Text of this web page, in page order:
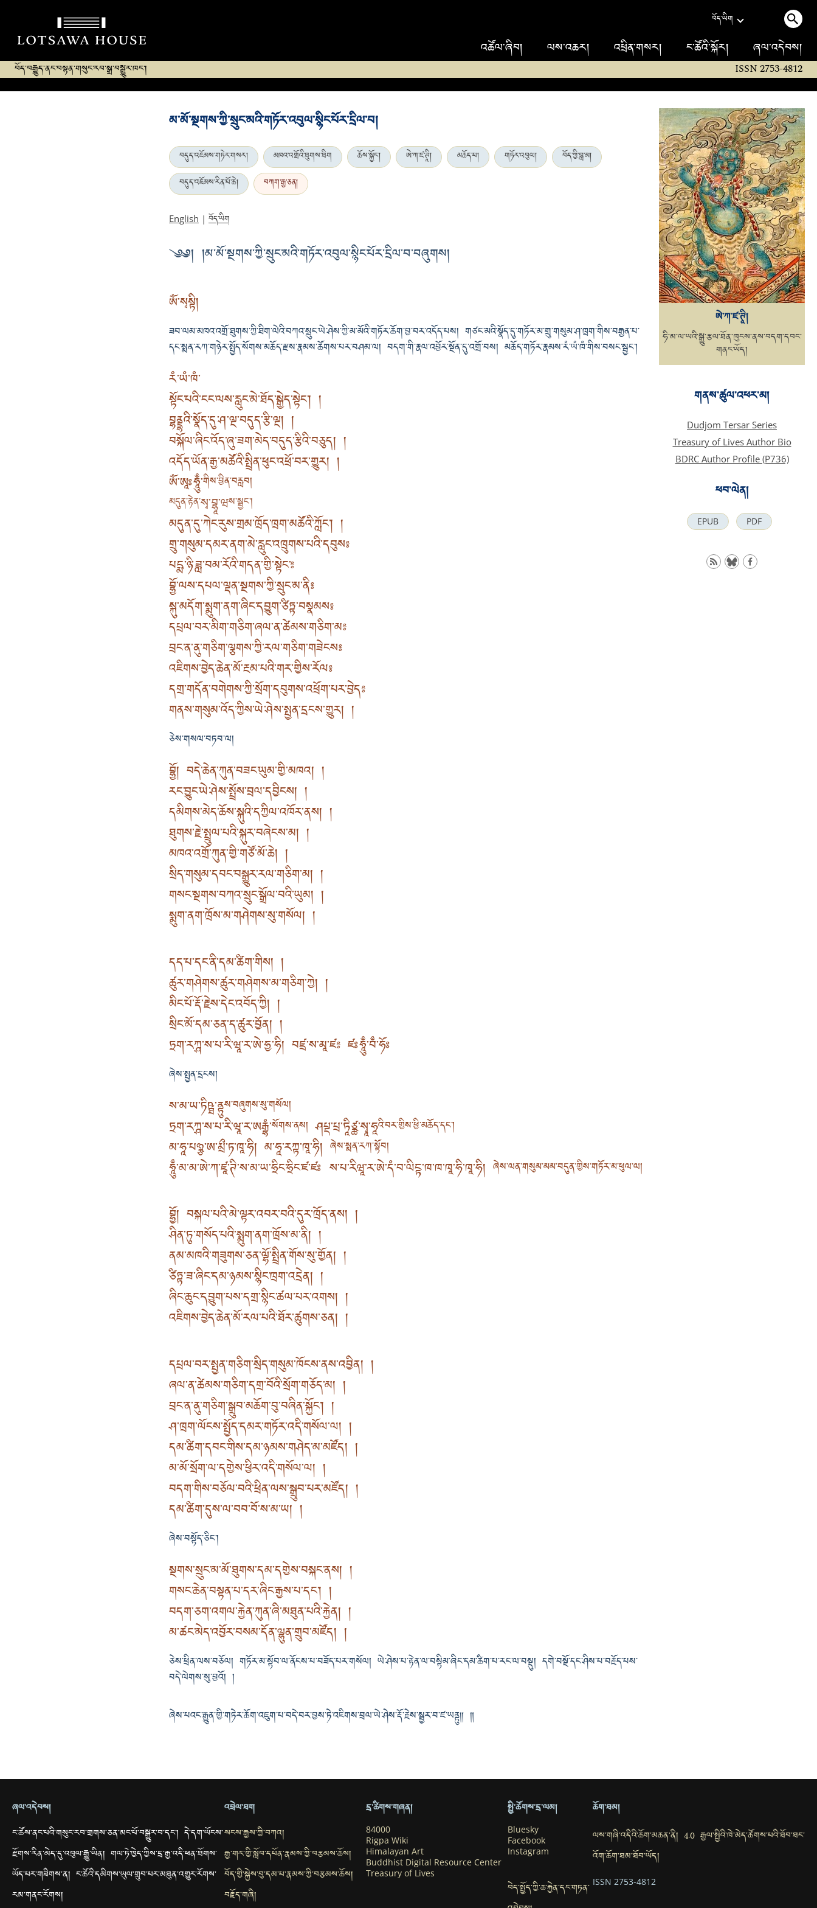
བོད་ཡིག
འཚོལ་ཞིབ། ལས་འཆར། འཕྲིན་གསར། ང་ཚོའི་སྐོར། ཞལ་འདེབས།
བོད་བརྒྱུད་ནང་བསྟན་གསུང་རབ་སྒྲ་བསྒྱུར་ཁང་། ISSN 2753-4812
མ་མོ་སྔགས་ཀྱི་སྲུང་མའི་གཏོར་འབུལ་སྙིང་པོར་དྲིལ་བ།
བདུད་འཇོམས་གཏེར་གསར། མཁའ་འགྲོའི་ཐུགས་ཐིག ཆོས་སྐྱོང་། ཨེ་ཀ་ཛ་ཊཱི། མཆོད་པ། གཏོར་འབུལ།
བོད་ཀྱི་བླ་མ།
བདུད་འཇོམས་རིན་པོ་ཆེ།
བཀག་རྒྱ་ཅན།
English | བོད་ཡིག
༄༅། །མ་མོ་སྔགས་ཀྱི་སྲུང་མའི་གཏོར་འབུལ་སྙིང་པོར་དྲིལ་བ་བཞུགས།
ཨོཾ་སྭསྟི།
ཟབ་ལམ་མཁའ་འགྲོ་ཐུགས་ཀྱི་ཐིག་ལེའི་བཀའ་སྲུང་ཡེ་ཤེས་ཀྱི་མ་མོའི་གཏོར་ཆོག་བྱ་བར་འདོད་པས། གཙང་མའི་སྣོད་དུ་གཏོར་མ་གྲུ་གསུམ་ཤ་ཁྲག་གིས་བརྒྱན་པ་
དང་སྨན་རཀ་གཉེར་སྤྱོད་སོགས་མཆོད་རྫས་རྣམས་ཚོགས་པར་བཤམ་ལ། བདག་གི་རྣལ་འབྱོར་སྔོན་དུ་འགྲོ་བས། མཆོད་གཏོར་རྣམས་རཾ་ཡཾ་ཁཾ་གིས་བསང་སྦྱང་།
རཾ་ཡཾ་ཁཾ་
སྟོང་པའི་ངང་ལས་རླུང་མེ་ཐོད་སྒྱེད་སྟེང་། །
བྷནྡྷའི་སྣོད་དུ་ཤ་ལྔ་བདུད་རྩི་ལྔ། །
བསྐོལ་ཞིང་འོད་ཞུ་ཟག་མེད་བདུད་རྩིའི་བཅུད། །
འདོད་ཡོན་རྒྱ་མཚོའི་སྤྲིན་ཕུང་འཕྲོ་བར་གྱུར། །
ཨོཾ་ཨཱཿཧཱུྃ་གིས་བྱིན་བརླབ།
མདུན་རྟེན་སྭ་བྷཱ་ཝས་སྦྱང་།
མདུན་དུ་ཀེང་རུས་གྲམ་ཁྲོད་ཁྲག་མཚོའི་ཀློང་། །
གྲུ་གསུམ་དམར་ནག་མེ་རླུང་འཁྲུགས་པའི་དབུས༔
པདྨ་ཉི་ཟླ་བམ་རོའི་གདན་གྱི་སྟེང་༔
བྷྱོ་ལས་དཔལ་ལྡན་སྔགས་ཀྱི་སྲུང་མ་ནི༔
སྐུ་མདོག་སྨུག་ནག་ཞིང་དབྱུག་ཙིཏྟ་བསྣམས༔
དཔྲལ་བར་མིག་གཅིག་ཞལ་ན་ཚེམས་གཅིག་མ༔
བྲང་ན་ནུ་གཅིག་ལྕགས་ཀྱི་རལ་གཅིག་གཟེངས༔
འཇིགས་བྱེད་ཆེན་མོ་རྔམ་པའི་གར་གྱིས་རོལ༔
དགྲ་གདོན་བགེགས་ཀྱི་སྲོག་དབུགས་འཕྲོག་པར་བྱེད༔
གནས་གསུམ་འོད་ཀྱིས་ཡེ་ཤེས་སྤྱན་དྲངས་གྱུར། །
ཅེས་གསལ་བཏབ་ལ།
བྷྱོ། བདེ་ཆེན་ཀུན་བཟང་ཡུམ་གྱི་མཁའ། །
རང་བྱུང་ཡེ་ཤེས་སྤྲོས་བྲལ་དབྱིངས། །
དམིགས་མེད་ཆོས་སྐུའི་དཀྱིལ་འཁོར་ནས། །
ཐུགས་རྗེ་སྤྲུལ་པའི་སྐུར་བཞེངས་མ། །
མཁའ་འགྲོ་ཀུན་གྱི་གཙོ་མོ་ཆེ། །
སྲིད་གསུམ་དབང་བསྒྱུར་རལ་གཅིག་མ། །
གསང་སྔགས་བཀའ་སྲུང་སྒྲོལ་བའི་ཡུམ། །
སྨུག་ནག་ཁྲོས་མ་གཤེགས་སུ་གསོལ། །
དད་པ་དང་ནི་དམ་ཚིག་གིས། །
ཚུར་གཤེགས་ཚུར་གཤེགས་མ་གཅིག་ཀྱེ། །
མིང་པོ་རྡོ་རྗེས་དེང་འབོད་ཀྱི། །
སྲིང་མོ་དམ་ཅན་ད་ཚུར་བྱོན། །
ཏྲག་རཀྴ་ས་པ་རི་ཝཱ་ར་ཨེ་ཧྱ་ཧི། བཛྲ་ས་མཱ་ཛ༔ ཛཿཧཱུྃ་བྃ་ཧོཿ
ཞེས་སྤྱན་དྲངས།
ས་མ་ཡ་ཏིཥྠ་ནྟུས་བཞུགས་སུ་གསོལ།
ཏྲག་རཀྴ་ས་པ་རི་ཝཱ་ར་ཨརྒྷཾ་སོགས་ནས། ཤཔྡ་པྲ་ཏཱིཙྪ་སྭཱ་ཧཱའི་བར་གྱིས་ཕྱི་མཆོད་དང་།
མ་ཧཱ་པཉྩ་ཨ་མྲྀ་ཏ་ཁཱ་ཧི། མ་ཧཱ་རཀྟ་ཁཱ་ཧི། ཞེས་སྨན་རཀ་སྟོབ།
ཧཱུྃ་མ་མ་ཨེ་ཀ་ཛཱ་ཊི་ས་མ་ཡ་ཧྲིང་ཧྲིང་ཛ་ཛཿ ས་པ་རིཝཱ་ར་ཨེ་དཾ་བ་ལིངྟ་ཁ་ཁ་ཁཱ་ཧི་ཁཱ་ཧི། ཞེས་ལན་གསུམ་མམ་བདུན་གྱིས་གཏོར་མ་ཕུལ་ལ།
བྷྱོ། བསྐལ་པའི་མེ་ལྟར་འབར་བའི་དུར་ཁྲོད་ནས། །
ཤིན་ཏུ་གསོད་པའི་སྨུག་ནག་ཁྲོས་མ་ནི། །
ནམ་མཁའི་གཟུགས་ཅན་ལྷོ་སྤྲིན་གོས་སུ་གྱོན། །
ཙིཏྟ་ཟ་ཞིང་དམ་ཉམས་སྙིང་ཁྲག་འདྲེན། །
ཞིང་ཆུང་དབྱུག་པས་དགྲ་སྙིང་ཚལ་པར་འགས། །
འཇིགས་བྱེད་ཆེན་མོ་རལ་པའི་ཐོར་ཚུགས་ཅན། །
དཔྲལ་བར་སྤྱན་གཅིག་སྲིད་གསུམ་ཁོངས་ནས་འབྱིན། །
ཞལ་ན་ཚེམས་གཅིག་དགྲ་བོའི་སྲོག་གཅོད་མ། །
བྲང་ན་ནུ་གཅིག་སྒྲུབ་མཆོག་བུ་བཞིན་སྐྱོང་། །
ཤ་ཁྲག་ལོངས་སྤྱོད་དམར་གཏོར་འདི་གསོལ་ལ། །
དམ་ཚིག་དབང་གིས་དམ་ཉམས་གཤེད་མ་མཛོད། །
མ་མོ་སྲོག་ལ་དགྱེས་ཕྱིར་འདི་གསོལ་ལ། །
བདག་གིས་བཅོལ་བའི་ཕྲིན་ལས་སྒྲུབ་པར་མཛོད། །
དམ་ཚིག་དུས་ལ་བབ་བོ་ས་མ་ཡ། །
ཞེས་བསྟོད་ཅིང་།
སྔགས་སྲུང་མ་མོ་ཐུགས་དམ་དགྱེས་བསྐང་ནས། །
གསང་ཆེན་བསྟན་པ་དར་ཞིང་རྒྱས་པ་དང་། །
བདག་ཅག་འགལ་རྐྱེན་ཀུན་ཞི་མཐུན་པའི་རྐྱེན། །
མ་ཚང་མེད་འབྱོར་བསམ་དོན་ལྷུན་གྲུབ་མཛོད། །
ཅེས་ཕྲིན་ལས་བཅོལ། གཏོར་མ་སྟོབ་ལ་ནོངས་པ་བཟོད་པར་གསོལ། ཡེ་ཤེས་པ་རྟེན་ལ་བསྟིམ་ཞིང་དམ་ཚིག་པ་རང་ལ་བསྡུ། དགེ་བསྔོ་དང་ཤིས་པ་བརྗོད་པས་
བདེ་ལེགས་སུ་བྱའོ། །
ཞེས་པའང་རྒྱུན་གྱི་གཏེར་ཆོག་འཇུག་པ་བདེ་བར་བྱས་ཏེ་འཇིགས་བྲལ་ཡེ་ཤེས་རྡོ་རྗེས་སྦྱར་བ་ཛ་ཡནྟུ༎ ༎
ཨེ་ཀ་ཛ་ཊཱི།
ཧི་མ་ལ་ཡའི་སྒྱུ་རྩལ་ཐོན་ཁུངས་ནས་བདག་དབང་
གནང་ཡོད།
གནས་ཚུལ་འཕར་མ།
Dudjom Tersar Series
Treasury of Lives Author Bio
BDRC Author Profile (P736)
ཕབ་ལེན།
EPUB PDF
ཞལ་འདེབས།
ང་ཚོས་ནང་པའི་གསུང་རབ་གྲགས་ཅན་མང་པོ་བསྒྱུར་བ་དང་། དེ་དག་ཡོངས་
རྫོགས་རིན་མེད་དུ་འབུལ་རྒྱུ་ཡིན། གལ་ཏེ་ཁྱེད་ཀྱིས་དྲ་རྒྱ་འདི་ཕན་ཐོགས་
ཡོད་པར་གཟིགས་ན། ང་ཚོའི་དམིགས་ཡུལ་གྲུབ་པར་མཐུན་འགྱུར་རོགས་
རམ་གནང་རོགས།
འབྲེལ་ཐག
སངས་རྒྱས་ཀྱི་བཀའ།
རྒྱ་གར་གྱི་སློབ་དཔོན་རྣམས་ཀྱི་བརྩམས་ཆོས།
བོད་གྱི་སྐྱེས་བུ་དམ་པ་རྣམས་ཀྱི་བརྩམས་ཆོས།
བརྗོད་གཞི།
དྲ་ཚིགས་གཞན།
84000
Rigpa Wiki
Himalayan Art
Buddhist Digital Resource Center
Treasury of Lives
སྤྱི་ཚོགས་དྲ་ལམ།
Bluesky
Facebook
Instagram
བེད་སྤྱོད་ཀྱི་ཆ་རྐྱེན་དང་གཏན་
ཆོག་ཐམ།
ལས་གཞི་འདིའི་ཆོག་མཆན་ནི། 4.0 རྒྱལ་སྤྱིའི་ཁེ་མེད་ཚོགས་པའི་ཐོབ་ཐང་
འོག་ཆོག་ཐམ་ཐོབ་ཡོད།
ISSN 2753-4812